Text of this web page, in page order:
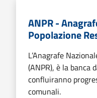
ANPR -
Popolazione
L’Anagrafe
(ANPR), è la banca
confluiranno
comunali.